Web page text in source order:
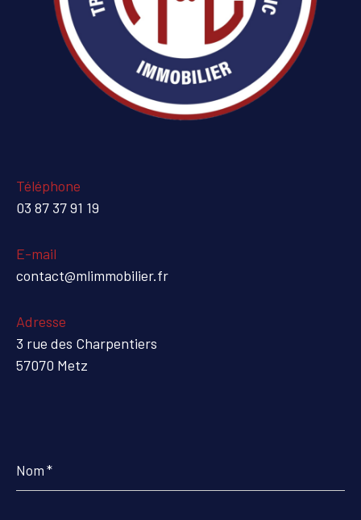
Téléphone
03 87 37 91 19
E-mail
contact@mlimmobilier.fr
Adresse
3 rue des Charpentiers
57070 Metz
*